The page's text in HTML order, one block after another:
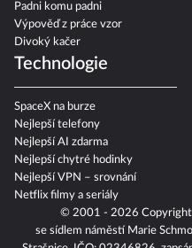
Padni komu padni
Výpověď z práce vzor
Divoký kačer
Technologie
SpaceX na burze
Nejlepší telefony
Nejlepší AI zdarma
Nejlepší chytré hodinky
Nejlepší VPN – srovnání
Netflix filmy a seriály
© 2001 - 2026 Copyright
se sídlem náměstí Marie